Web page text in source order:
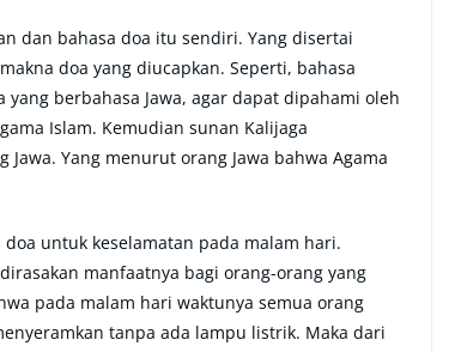
dan bahasa doa itu sendiri. Yang disertai
doa yang diucapkan. Seperti, bahasa
berbahasa Jawa, agar dapat dipahami oleh
Islam. Kemudian sunan Kalijaga
Yang menurut orang Jawa bahwa Agama
untuk keselamatan pada malam hari.
manfaatnya bagi orang-orang yang
pada malam hari waktunya semua orang
tanpa ada lampu listrik. Maka dari